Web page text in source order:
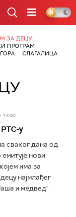
ЗА ДЕЦУ
ПРОГРАМ
СЛАГАЛИЦА
12:00
РТС-у
сваког дана од
нови
има за
најмлађег
и медвед"